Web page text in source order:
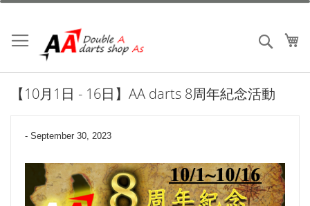
跳
內
容
搜索
【10月1日 - 16日】AA darts 8周年紀念活動
- September 30, 2023